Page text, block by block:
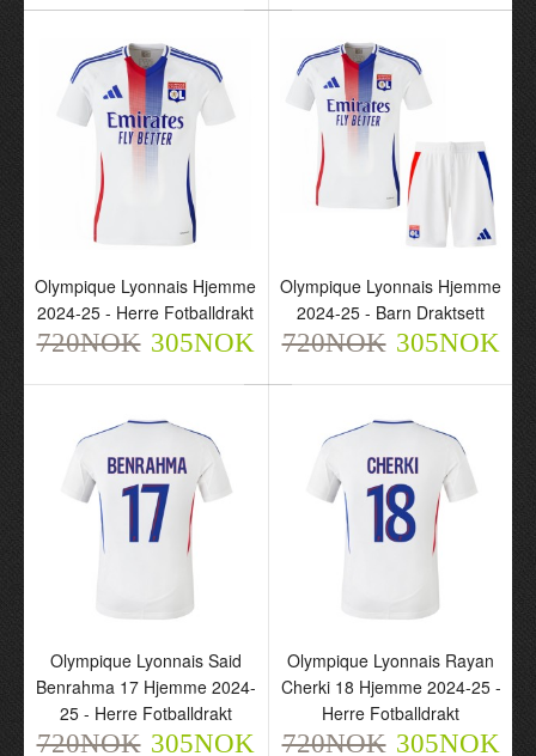
Olympique Lyonnais
Malick Fofana 11 Borte
2024-25 - Herre
Fotballdrakt
720NOK 305NOK
Olympique Lyonnais
Malick Fofana 11 Borte
2024-25 - Barn Draktsett
720NOK 305NOK
Alexandre Lacazette 10
Fotballdrakt
720NOK 305NOK
Olympique Lyonnais Hjemme
2024-25 - Herre Fotballdrakt
720NOK 305NOK
Olympique Lyonnais Hjemme
2024-25 - Barn Draktsett
720NOK 305NOK
Olympique Lyonnais Said
Benrahma 17 Hjemme 2024-
25 - Herre Fotballdrakt
720NOK 305NOK
Olympique Lyonnais Rayan
Cherki 18 Hjemme 2024-25 -
Herre Fotballdrakt
720NOK 305NOK